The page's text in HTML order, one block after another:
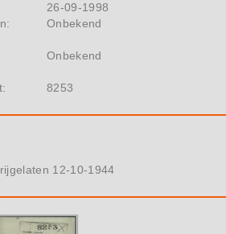
26-09-1998
Onbekend
Onbekend
8253
12-10-1944